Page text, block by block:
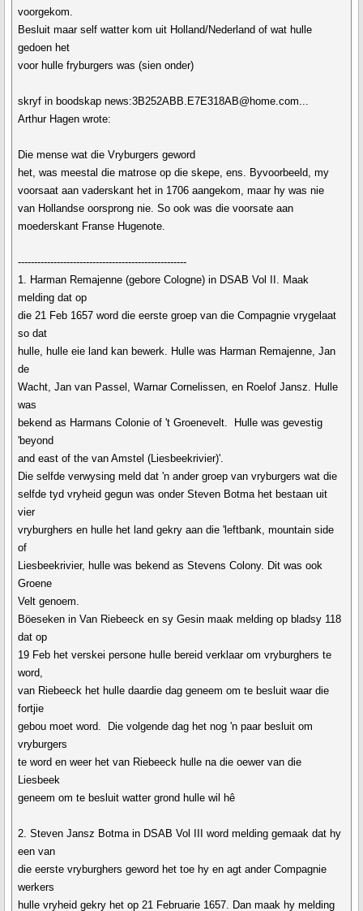
voorgekom.
Besluit maar self watter kom uit Holland/Nederland of wat hulle
gedoen het
voor hulle fryburgers was (sien onder)
skryf in boodskap news:3B252ABB.E7E318AB@home.com...
Arthur Hagen wrote:
Die mense wat die Vryburgers geword
het, was meestal die matrose op die skepe, ens. Byvoorbeeld, my
voorsaat aan vaderskant het in 1706 aangekom, maar hy was nie
van Hollandse oorsprong nie. So ook was die voorsate aan
moederskant Franse Hugenote.
----------------------------------------------------
1. Harman Remajenne (gebore Cologne) in DSAB Vol II. Maak
melding dat op
die 21 Feb 1657 word die eerste groep van die Compagnie vrygelaat
so dat
hulle, hulle eie land kan bewerk. Hulle was Harman Remajenne, Jan
de
Wacht, Jan van Passel, Warnar Cornelissen, en Roelof Jansz. Hulle
was
bekend as Harmans Colonie of 't Groenevelt. Hulle was gevestig
'beyond
and east of the van Amstel (Liesbeekrivier)'.
Die selfde verwysing meld dat 'n ander groep van vryburgers wat die
selfde tyd vryheid gegun was onder Steven Botma het bestaan uit
vier
vryburghers en hulle het land gekry aan die 'leftbank, mountain side
of
Liesbeekrivier, hulle was bekend as Stevens Colony. Dit was ook
Groene
Velt genoem.
Böeseken in Van Riebeeck en sy Gesin maak melding op bladsy 118
dat op
19 Feb het verskei persone hulle bereid verklaar om vryburghers te
word,
van Riebeeck het hulle daardie dag geneem om te besluit waar die
fortjie
gebou moet word. Die volgende dag het nog 'n paar besluit om
vryburgers
te word en weer het van Riebeeck hulle na die oewer van die
Liesbeek
geneem om te besluit watter grond hulle wil hê
2. Steven Jansz Botma in DSAB Vol III word melding gemaak dat hy
een van
die eerste vryburghers geword het toe hy en agt ander Compagnie
werkers
hulle vryheid gekry het op 21 Februarie 1657. Dan maak hy melding